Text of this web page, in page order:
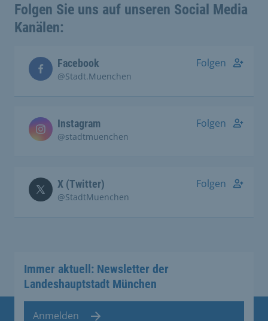
Folgen Sie uns auf unseren Social Media
Kanälen:
Facebook
@Stadt.Muenchen
Folgen
Instagram
@stadtmuenchen
Folgen
X (Twitter)
@StadtMuenchen
Folgen
Immer aktuell: Newsletter der
Landeshauptstadt München
Anmelden